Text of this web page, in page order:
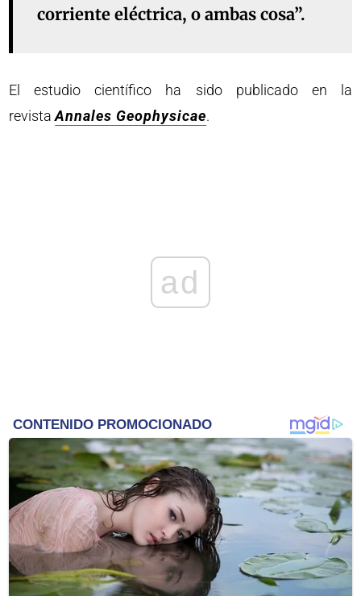
corriente eléctrica, o ambas cosa”.
El estudio científico ha sido publicado en la
revistaAnnales Geophysicae.
ad